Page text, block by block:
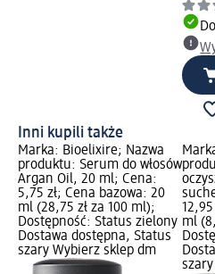
Inni kupili także
Marka: Bioelixire; Nazwa
produktu: Serum do włosów
Argan Oil, 20 ml; Cena:
5,75 zł; Cena bazowa: 20
ml (28,75 zł za 100 ml);
Dostępność: Status zielony
Dostawa dostępna, Status
szary Wybierz sklep dm
ml